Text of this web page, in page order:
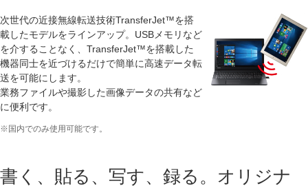
次世代の近接無線転送技術TransferJet™を搭
載したモデルをラインアップ。USBメモリなど
を介することなく、TransferJet™を搭載した
機器同士を近づけるだけで簡単に高速データ転
送を可能にします。
業務ファイルや撮影した画像データの共有など
に便利です。
※国内でのみ使用可能です。
書く、貼る、写す、録る。オリジナ